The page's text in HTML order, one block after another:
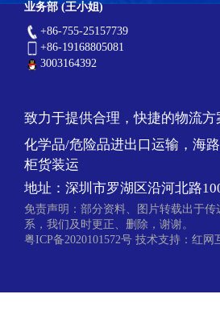
业务部 (王小姐)
+86-755-25157739
+86-19168805081
3003164392
致力于提供合理，快捷的物
化学品/危险品进出口运输，海
柜货装运
地址：深圳市罗湖区沿河北路
免责声明：部分资料、图片转载出于
系，我们及时更正、删除，谢谢。
粤ICP备2020101572号技术支持： 红网